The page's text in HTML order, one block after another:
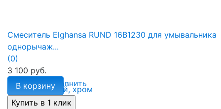
избранное сравнить
Смеситель Elghansa RUND 16B1230 для умывальника
однорычаж...
(0)
3 100 руб.
В корзину